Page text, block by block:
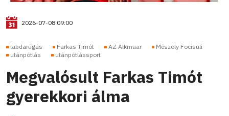
2026-07-08 09:00
labdarúgás Farkas Timót AZ Alkmaar
Mészöly Focisuli
utánpótlás
utánpótlássport
Megvalósult Farkas Timót
gyerekkori álma